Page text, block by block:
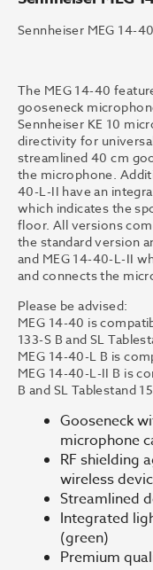
Sennheiser MEG 14-
The MEG 14-40
gooseneck
Sennheiser KE 10
directivity for
streamlined 40 cm
the microphone.
40-L-II have an
which indicates the
floor. All versions
the standard version
and MEG 14-40-L-II
and connects the
Please be advised:
MEG 14-40 is
133-S B and SL
MEG 14-40-L B is
MEG 14-40-L-II B is
B and SL Tablestand
Gooseneck
microphone
RF shielding
wireless
Streamlined
Integrated
(green)
Premium